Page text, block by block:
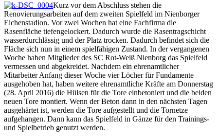
Kurz vor dem Abschluss stehen die
Renovierungsarbeiten auf dem zweiten Spielfeld im Nienborger
Eichenstadion. Vor zwei Wochen hat eine Fachfirma die
Rasenfläche tiefengelockert. Dadurch wurde die Rasentragschicht
wasserdurchlässig und der Platz trocken. Dadurch befindet sich die
Fläche sich nun in einem spielfähigen Zustand. In der vergangenen
Woche haben Mitglieder des SC Rot-Weiß Nienborg das Spielfeld
vermessen und abgekreidet. Nachdem ein ehrenamtlicher
Mitarbeiter Anfang dieser Woche vier Löcher für Fundamente
ausgehoben hat, haben weitere ehrenamtliche Kräfte am Donnerstag
(28. April 2016) die Hülsen für die Tore einbetoniert und die beiden
neuen Tore montiert. Wenn der Beton dann in den nächsten Tagen
ausgehärtet ist, werden die Tore aufgestellt und die Tornetze
aufgehangen. Dann kann das Spielfeld in Gänze für den Trainings-
und Spielbetrieb genutzt werden.